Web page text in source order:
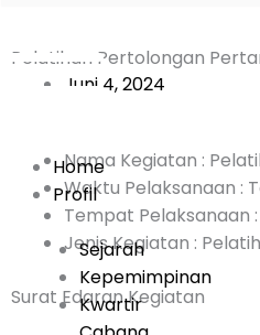
Home
Profil
Sejarah
Kepemimpinan
Kwartir
Pelatihan Pertolongan
Juni 4, 2024
Nama Kegiatan :
Waktu Pelaksanaan :
Tempat Pelaksanaan
Jenis Kegiatan :
Surat Edaran Kegiatan